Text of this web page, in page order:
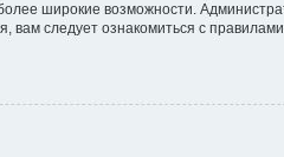
широкие возможности.
вам следует ознакомиться с